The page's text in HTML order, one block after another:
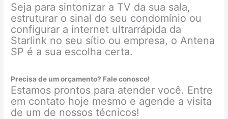
Seja para sintonizar a TV da sua sala,
estruturar o sinal do seu condomínio ou
configurar a internet ultrarrápida da
Starlink no seu sítio ou empresa, o Antena
SP é a sua escolha certa.
Precisa de um orçamento? Fale conosco!
Estamos prontos para atender você. Entre
em contato hoje mesmo e agende a visita
de um de nossos técnicos!